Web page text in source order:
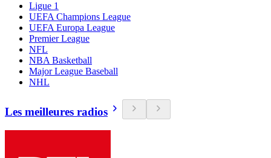
Ligue 1
UEFA Champions League
UEFA Europa League
Premier League
NFL
NBA Basketball
Major League Baseball
NHL
Les meilleures radios